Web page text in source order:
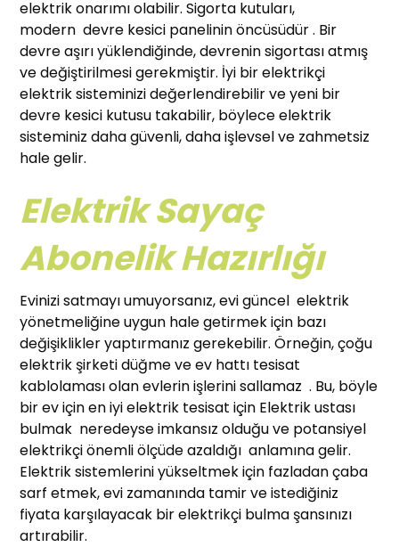
elektrik onarımı olabilir. Sigorta kutuları,
modern devre kesici panelinin öncüsüdür . Bir
devre aşırı yüklendiğinde, devrenin sigortası atmış
ve değiştirilmesi gerekmiştir. İyi bir elektrikçi
elektrik sisteminizi değerlendirebilir ve yeni bir
devre kesici kutusu takabilir, böylece elektrik
sisteminiz daha güvenli, daha işlevsel ve zahmetsiz
hale gelir.
Elektrik Sayaç
Abonelik Hazırlığı
Evinizi satmayı umuyorsanız, evi güncel elektrik
yönetmeliğine uygun hale getirmek için bazı
değişiklikler yaptırmanız gerekebilir. Örneğin, çoğu
elektrik şirketi düğme ve ev hattı tesisat
kablolaması olan evlerin işlerini sallamaz . Bu, böyle
bir ev için en iyi elektrik tesisat için Elektrik ustası
bulmak neredeyse imkansız olduğu ve potansiyel
elektrikçi önemli ölçüde azaldığı anlamına gelir.
Elektrik sistemlerini yükseltmek için fazladan çaba
sarf etmek, evi zamanında tamir ve istediğiniz
fiyata karşılayacak bir elektrikçi bulma şansınızı
artırabilir.